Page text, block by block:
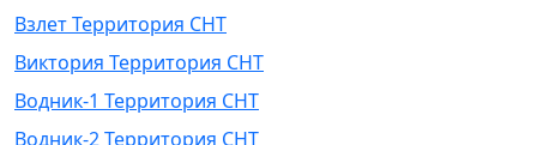
Взлет Территория СНТ
Виктория Территория СНТ
Водник-1 Территория СНТ
Водник-2 Территория СНТ